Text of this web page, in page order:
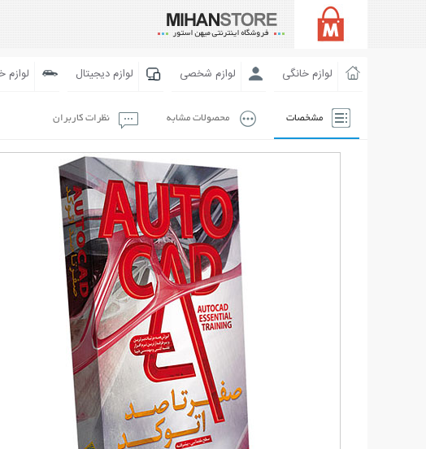
لوازم خانگی لوازم شخصی لوازم دیجیتال لوازم
مشخصات محصولات مشابه نظرات کاربران